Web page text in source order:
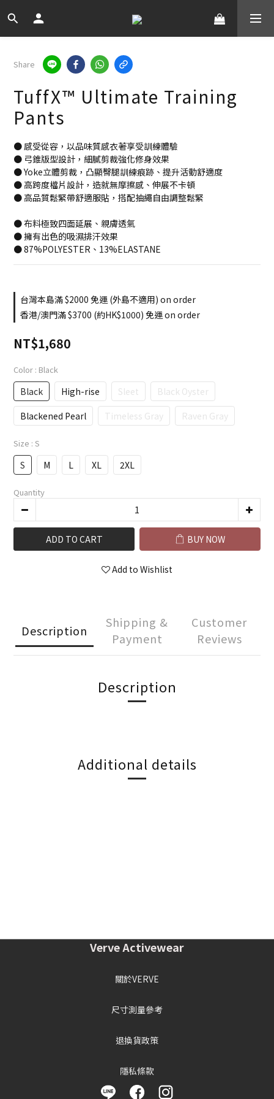
Share
TuffX™ Ultimate Training
Pants
● 感受從容，以品味質感衣著享受訓練體驗
● 弓錐版型設計，細膩剪裁強化修身效果
● Yoke立體剪裁，凸顯臀腿訓練痕跡、提升活動舒適度
● 高跨度檔片設計，造就無摩擦感、伸展不卡頓
● 高品質鬆緊帶舒適服貼，搭配抽繩自由調整鬆緊
● 布料極致四面延展、親膚透氣
● 擁有出色的吸濕排汗效果
● 87%POLYESTER、13%ELASTANE
台灣本島滿 $2000 免運 (外島不適用) on order
香港/澳門滿 $3700 (約HK$1000) 免運 on order
NT$1,680
Color : Black
Black High-rise Sleet
Black Oyster
Blackened Pearl
Timeless Gray Raven Gray
Size : S
S M L XL 2XL
Quantity
ADD TO CART BUY NOW
Add to Wishlist
Description
Shipping &
Payment
Customer
Reviews
Description
Additional details
Verve Activewear
關於VERVE
尺寸測量參考
退換貨政策
隱私條款